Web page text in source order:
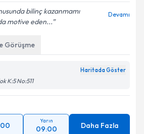
bilinç kazanmamı
motive eden...
Devamı
Görüşme
Haritada Göster
K:5 No:511
Yarın
09:00 Daha Fazla